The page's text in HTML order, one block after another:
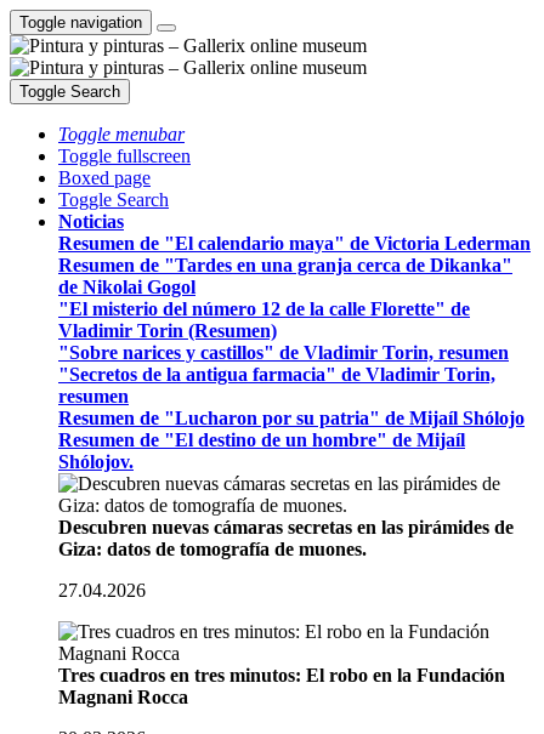
Toggle navigation
Toggle Search
Toggle menubar
Toggle fullscreen
Boxed page
Toggle Search
Noticias
Resumen de "El calendario maya" de Victoria Lederman
Resumen de "Tardes en una granja cerca de Dikanka"
de Nikolai Gogol
"El misterio del número 12 de la calle Florette" de
Vladimir Torin (Resumen)
"Sobre narices y castillos" de Vladimir Torin, resumen
"Secretos de la antigua farmacia" de Vladimir Torin,
resumen
Resumen de "Lucharon por su patria" de Mijaíl Shólojo
Resumen de "El destino de un hombre" de Mijaíl
Shólojov.
Descubren nuevas cámaras secretas en las pirámides de
Giza: datos de tomografía de muones.
27.04.2026
Tres cuadros en tres minutos: El robo en la Fundación
Magnani Rocca